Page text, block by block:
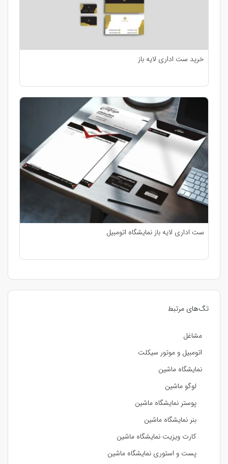
تگ‌های مرتبط
مشاغل
اتومبیل و موتور سیکلت
نمایشگاه ماشین
لوگو ماشین
پوستر نمایشگاه ماشین
بنر نمایشگاه ماشین
کارت ویزیت نمایشگاه ماشین
پست و استوری نمایشگاه ماشین
خرید ست اداری لایه باز
ست اداری لایه باز نمایشگاه اتومبیل